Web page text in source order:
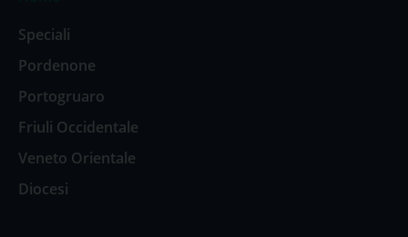
Speciali
Pordenone
Portogruaro
Friuli Occidentale
Veneto Orientale
Diocesi